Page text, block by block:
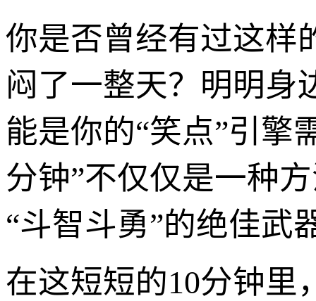
你是否曾经有过这样
闷了一整天？明明身
能是你的“笑点”引擎
分钟”不仅仅是一种
“斗智斗勇”的绝佳武
在这短短的10分钟里